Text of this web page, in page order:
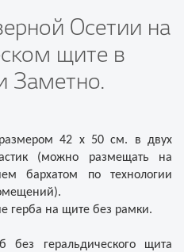
Осетии на
щите в
Заметно.
42 х 50 см. в двух
(можно размещать на
бархатом по технологии
герба на щите без рамки.
без геральдического щита